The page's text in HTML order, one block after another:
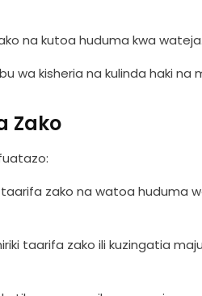
na kutoa huduma kwa wateja.
wa kisheria na kulinda haki na
Zako
taarifa zako na watoa huduma
taarifa zako ili kuzingatia